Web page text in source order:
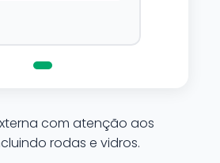
com atenção aos
rodas e vidros.